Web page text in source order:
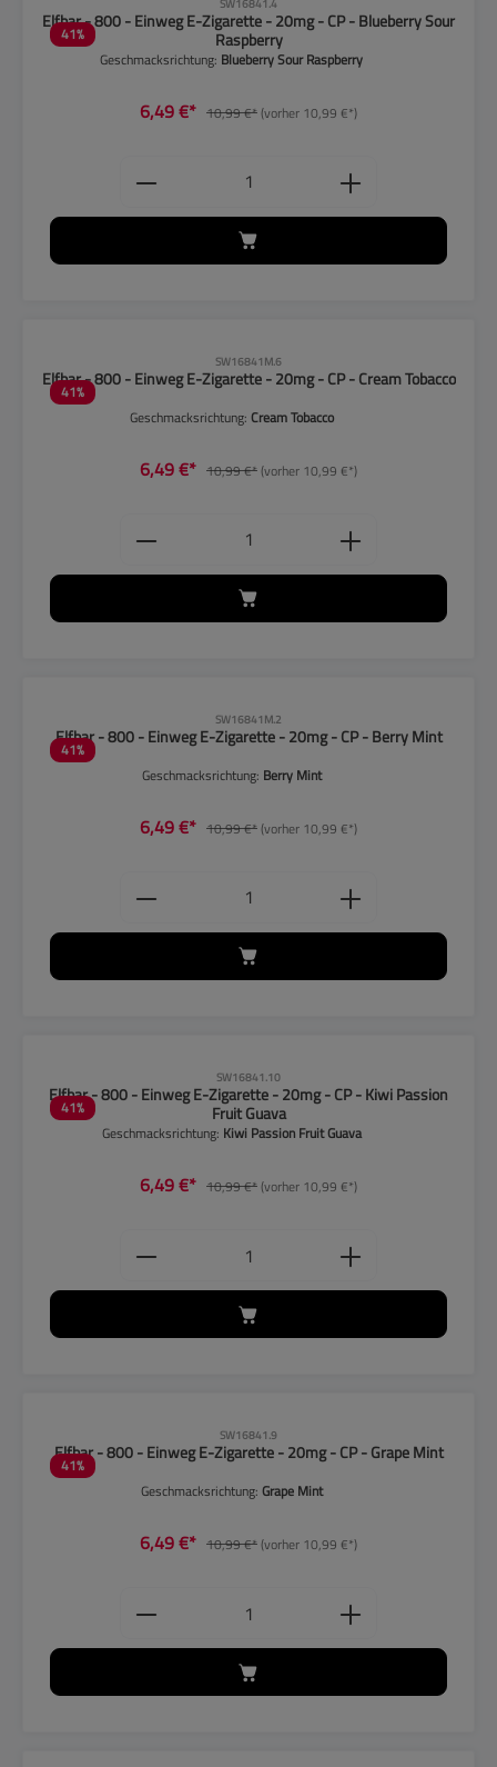
41%
SW16841.4
Elfbar - 800 - Einweg E-Zigarette - 20mg - CP - Blueberry Sour
Raspberry
Geschmacksrichtung: Blueberry Sour Raspberry
6,49 €* 10,99 €*(vorher 10,99 €*)
Produkt Anzahl: Gib den
41%
SW16841M.6
Elfbar - 800 - Einweg E-Zigarette - 20mg - CP - Cream Tobacco
Geschmacksrichtung: Cream Tobacco
6,49 €* 10,99 €*(vorher 10,99 €*)
Produkt Anzahl: Gib den
41%
SW16841M.2
Elfbar - 800 - Einweg E-Zigarette - 20mg - CP - Berry Mint
Geschmacksrichtung: Berry Mint
6,49 €* 10,99 €*(vorher 10,99 €*)
Produkt Anzahl: Gib den
41%
SW16841.10
Elfbar - 800 - Einweg E-Zigarette - 20mg - CP - Kiwi Passion
Fruit Guava
Geschmacksrichtung: Kiwi Passion Fruit Guava
6,49 €* 10,99 €*(vorher 10,99 €*)
Produkt Anzahl: Gib den
41%
SW16841.9
Elfbar - 800 - Einweg E-Zigarette - 20mg - CP - Grape Mint
Geschmacksrichtung: Grape Mint
6,49 €* 10,99 €*(vorher 10,99 €*)
Produkt Anzahl: Gib den